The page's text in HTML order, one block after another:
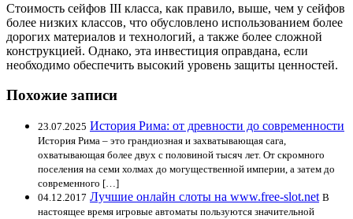
Стоимость сейфов III класса, как правило, выше, чем у сейфов
более низких классов, что обусловлено использованием более
дорогих материалов и технологий, а также более сложной
конструкцией. Однако, эта инвестиция оправдана, если
необходимо обеспечить высокий уровень защиты ценностей.
Похожие записи
23.07.2025 История Рима: от древности до современности
История Рима – это грандиозная и захватывающая сага,
охватывающая более двух с половиной тысяч лет. От скромного
поселения на семи холмах до могущественной империи, а затем до
современного […]
04.12.2017 Лучшие онлайн слоты на www.free-slot.net В
настоящее время игровые автоматы пользуются значительной